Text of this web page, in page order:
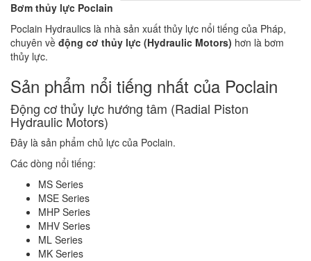
Bơm thủy lực Poclain
Poclain Hydraulics là nhà sản xuất thủy lực nổi tiếng của Pháp,
chuyên về động cơ thủy lực (Hydraulic Motors) hơn là bơm
thủy lực.
Sản phẩm nổi tiếng nhất của Poclain
Động cơ thủy lực hướng tâm (Radial Piston
Hydraulic Motors)
Đây là sản phẩm chủ lực của Poclain.
Các dòng nổi tiếng:
MS Series
MSE Series
MHP Series
MHV Series
ML Series
MK Series